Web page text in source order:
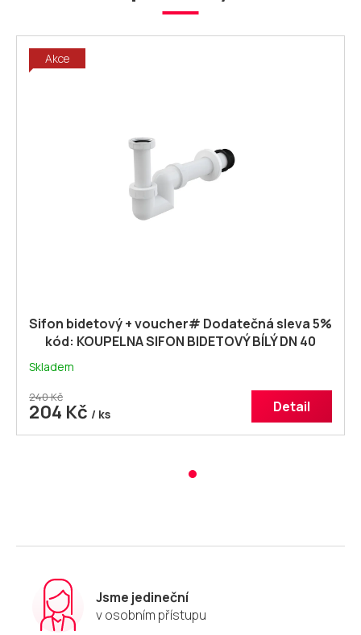
Akce
Sifon bidetový + voucher# Dodatečná sleva 5%
kód: KOUPELNA SIFON BIDETOVÝ BÍLÝ DN 40
Skladem
240 Kč
204 Kč / ks Detail
Jsme jedineční
v osobním přístupu